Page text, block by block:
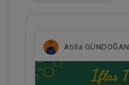
Atilla GÜNDOĞAN